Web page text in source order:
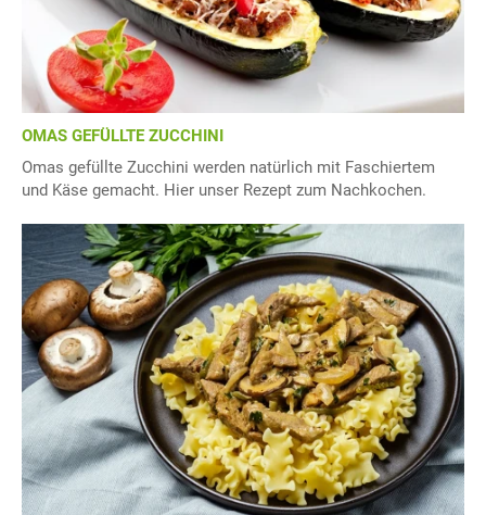
OMAS GEFÜLLTE ZUCCHINI
Omas gefüllte Zucchini werden natürlich mit Faschiertem
und Käse gemacht. Hier unser Rezept zum Nachkochen.